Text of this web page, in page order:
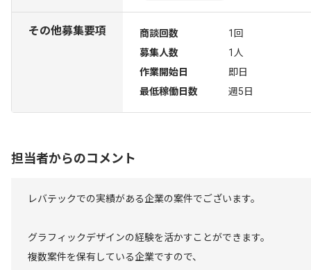
その他募集要項 商談回数
1回
募集人数
1人
作業開始日
即日
最低稼働日数
週5日
担当者からのコメント
レバテックでの実績がある企業の案件でございます。
グラフィックデザインの経験を活かすことができます。
複数案件を保有している企業ですので、